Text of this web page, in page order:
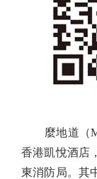
麼地道（
香港凱悅酒店
東消防局。其